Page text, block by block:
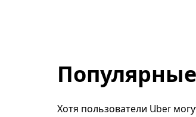
Хотя пользователи Uber